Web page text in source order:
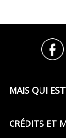
MAIS QUI
CRÉDITS ET